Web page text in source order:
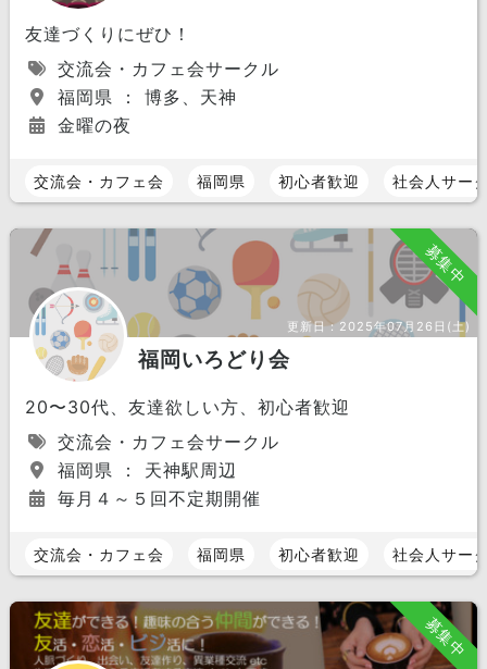
友達づくりにぜひ！
交流会・カフェ会サークル
福岡県 ： 博多、天神
金曜の夜
交流会・カフェ会 福岡県 初心者歓迎 社会人サー
募集中
更新日：2025年07月26日(土)
福岡いろどり会
20〜30代、友達欲しい方、初心者歓迎
交流会・カフェ会サークル
福岡県 ： 天神駅周辺
毎月４～５回不定期開催
交流会・カフェ会 福岡県 初心者歓迎 社会人サー
募集中